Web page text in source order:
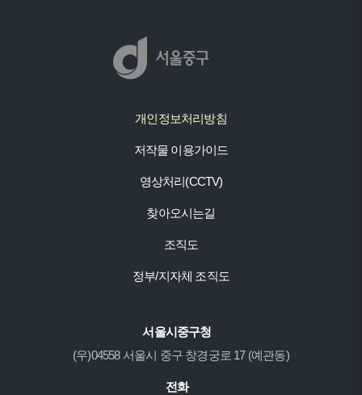
개인정보처리방침
저작물 이용가이드
영상처리(CCTV)
찾아오시는길
조직도
정부/지자체 조직도
서울시중구청
(우)04558 서울시 중구 창경궁로 17 (예관동)
전화